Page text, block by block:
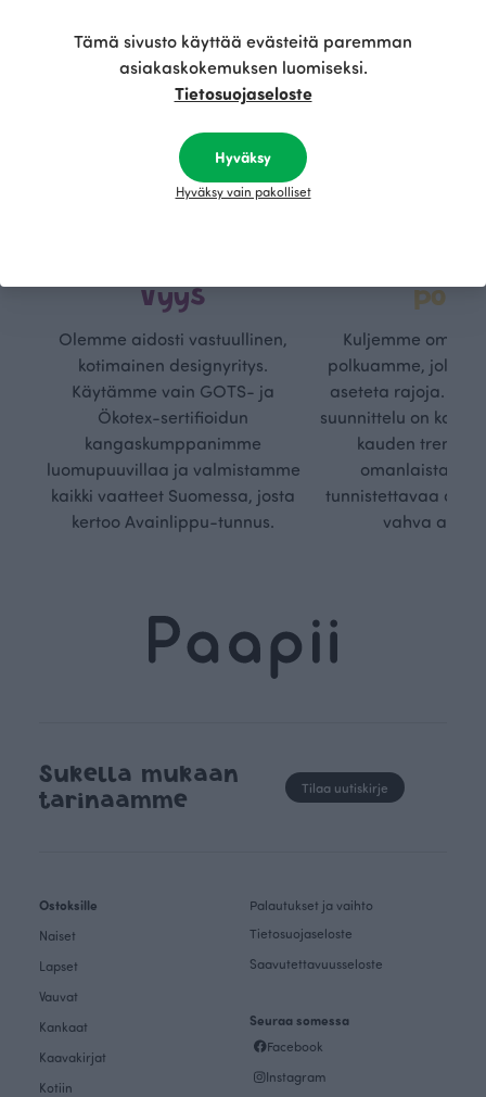
vyys
Olemme aidosti vastuullinen,
kotimainen designyritys.
Käytämme vain GOTS- ja
Ökotex-sertifioidun
kangaskumppanimme
luomupuuvillaa ja valmistamme
kaikki vaatteet Suomessa, josta
kertoo Avainlippu-tunnus.
Kuljemme omaa,
polkuamme, jolla
aseteta rajoja.
suunnittelu on
kauden
omanlaista,
tunnistettavaa
vahva
Sukella mukaan
tarinaamme
Tilaa uutiskirje
Ostoksille
Naiset
Lapset
Vauvat
Kankaat
Kaavakirjat
Kotiin
Palautukset ja vaihto
Tietosuojaseloste
Saavutettavuusseloste
Seuraa somessa
Facebook
Instagram
Tämä sivusto käyttää evästeitä paremman
asiakaskokemuksen luomiseksi.
Tietosuojaseloste
Hyväksy
Hyväksy vain pakolliset